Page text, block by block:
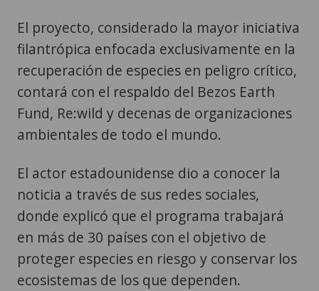
El proyecto, considerado la mayor iniciativa
filantrópica enfocada exclusivamente en la
recuperación de especies en peligro crítico,
contará con el respaldo del Bezos Earth
Fund, Re:wild y decenas de organizaciones
ambientales de todo el mundo.
El actor estadounidense dio a conocer la
noticia a través de sus redes sociales,
donde explicó que el programa trabajará
en más de 30 países con el objetivo de
proteger especies en riesgo y conservar los
ecosistemas de los que dependen.